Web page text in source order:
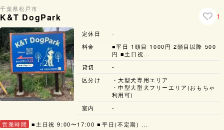
千葉県松戸市
K&T DogPark 1
営業時間
■土日祝 9:00〜17:00 ■⁡平日(不定期) ...
定休日
-
料金
■平日 1頭目 1000円 2頭目以降 500
円 ■土日祝...
貸切
-
区分け
・大型犬専用エリア
・中型大型犬フリーエリア(おもちゃ
利用可)
室内
-